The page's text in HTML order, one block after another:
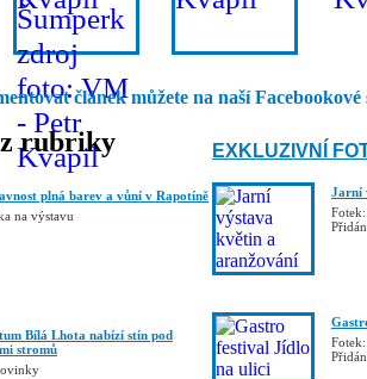
článek můžete na naší Facebookové
rubriky
plná barev a vůní v Rapotíně
na výstavu
Bílá Lhota nabízí stín pod
stromů
EXKLUZIVNÍ
Jarní